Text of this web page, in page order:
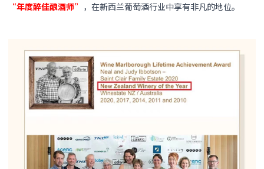
“年度醉佳酿酒师” ，在新西兰葡萄酒行业中享有非凡的地位。